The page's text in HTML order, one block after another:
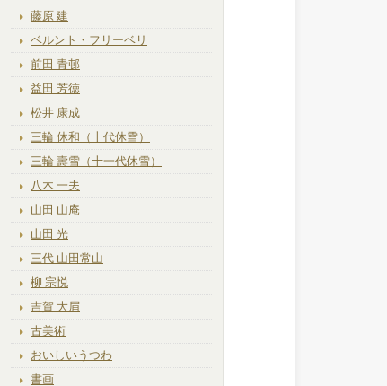
藤原 建
ベルント・フリーベリ
前田 青邨
益田 芳徳
松井 康成
三輪 休和（十代休雪）
三輪 壽雪（十一代休雪）
八木 一夫
山田 山庵
山田 光
三代 山田常山
柳 宗悦
吉賀 大眉
古美術
おいしいうつわ
書画